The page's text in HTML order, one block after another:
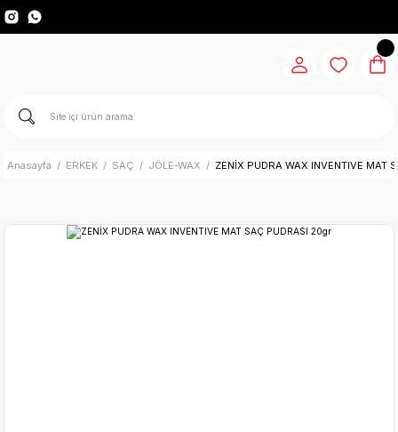
Anasayfa ERKEK SAÇ JÖLE-WAX ZENİX PUDRA WAX INVENTIVE MAT